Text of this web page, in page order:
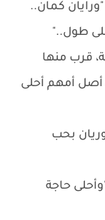
كمان..
طول.."
قرب منها
أصل أمهم أحلى
بحب
حاجة